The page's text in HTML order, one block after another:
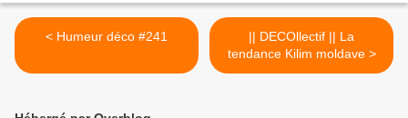
< Humeur déco #241
|| DECOllectif || La
tendance Kilim moldave >